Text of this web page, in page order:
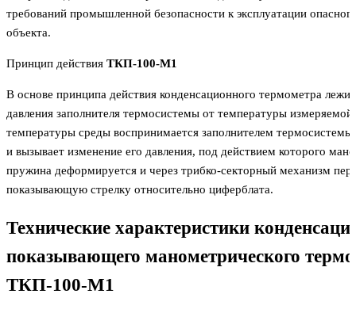
требований промышленной безопасности к эксплуатации
объекта.
Принцип действия ТКП-100-М1
В основе принципа действия конденсационного термометра
давления заполнителя термосистемы от температуры
температуры среды воспринимается заполнителем термосистемы
и вызывает изменение его давления, под действием которого
пружина деформируется и через трибко-секторный механизм
показывающую стрелку относительно циферблата.
Технические характеристики
показывающего манометрического
ТКП-100-М1